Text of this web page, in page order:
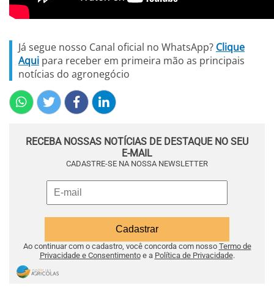
Já segue nosso Canal oficial no WhatsApp? Clique
Aqui para receber em primeira mão as principais
notícias do agronegócio
RECEBA NOSSAS NOTÍCIAS DE DESTAQUE NO SEU
E-MAIL
CADASTRE-SE NA NOSSA NEWSLETTER
Ao continuar com o cadastro, você concorda com nosso Termo de
Privacidade e Consentimentoe a Política de Privacidade.